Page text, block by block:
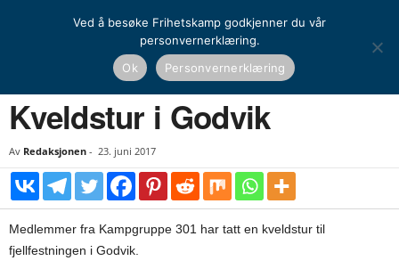
Kveldstur i Godvik
Kveldstur i Godvik
Av Redaksjonen - 23. juni 2017
Medlemmer fra Kampgruppe 301 har tatt en kveldstur til
fjellfestningen i Godvik.
Ved å besøke Frihetskamp godkjenner du vår
personvernerklæring.
Ok
Personvernerklæring